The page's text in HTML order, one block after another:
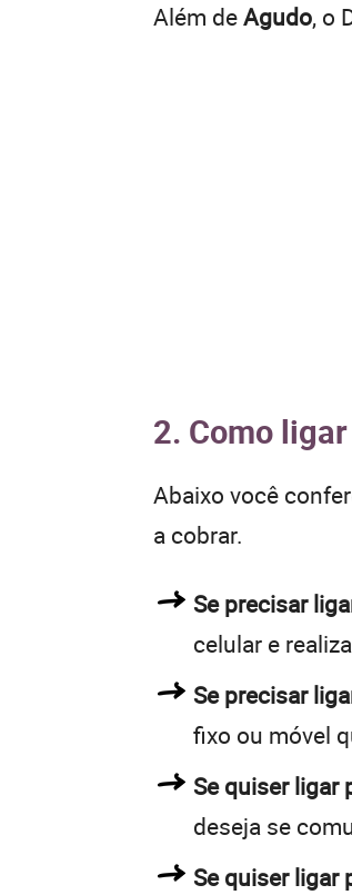
Além deAgudo, o
2. Como
Abaixo você
a cobrar.
Se precisar
celular e
Se precisar
fixo ou móvel
Se quiser ligar
deseja se
Se quiser ligar